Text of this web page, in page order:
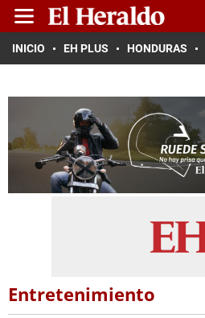
INICIO EH PLUS HONDURAS
Entretenimiento